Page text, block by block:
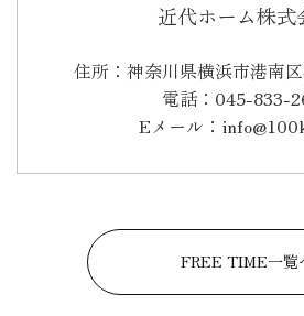
近代ホーム株式
住所：神奈川県横浜市港南
電話：045-833-
Eメール：
FREE TIME一覧